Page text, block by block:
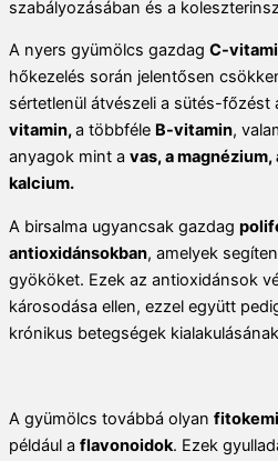
szabályozásában és a
A nyers gyümölcs gazdag C-
hőkezelés során jelentősen
sértetlenül átvészeli a sütés-főzést
vitamin,a többféle B-vitamin,
anyagok mint a vas, a magnézium,
kalcium.
A birsalma ugyancsak gazdag
antioxidánsokban, amelyek
gyököket. Ezek az antioxidánsok
károsodása ellen, ezzel együtt
krónikus betegségek
A gyümölcs továbbá olyan
például a flavonoidok. Ezek